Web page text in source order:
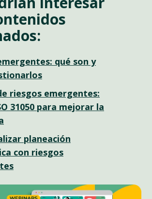
:
qué son y
riesgos emergentes:
31050 para mejorar la
planeación
con riesgos